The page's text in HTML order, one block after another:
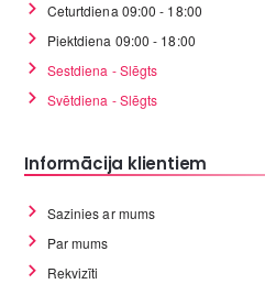
Ceturtdiena 09:00 - 18:00
Piektdiena 09:00 - 18:00
Sestdiena - Slēgts
Svētdiena - Slēgts
Informācija klientiem
Sazinies ar mums
Par mums
Rekvizīti